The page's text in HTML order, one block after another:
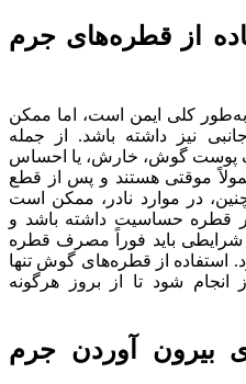
از قطره‌های جرم
کلی ایمن است، اما ممکن
نیز داشته باشد. از جمله
پوست گوش، خارش، یا احساس
موقتی هستند و پس از قطع
در موارد نادر، ممکن است
قطره حساسیت داشته باشد و
شرایطی باید فوراً مصرف قطره
از قطره‌های گوش تنها
شود تا از بروز هرگونه
بیرون آوردن جرم